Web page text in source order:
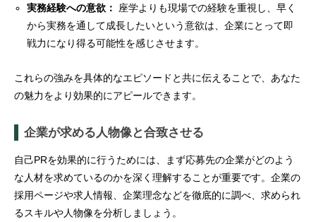
実務経験への意欲：
座学よりも現場での経験を重視し、早く
から実務を通して成長したいという意欲は、企業にとって即
戦力になり得る可能性を感じさせます。
これらの強みを具体的なエピソードと共に伝えることで、あなた
の魅力をより効果的にアピールできます。
企業が求める人物像と合致させる
自己PRを効果的に行うためには、まず応募先の企業がどのよう
な人材を求めているのかを深く理解することが重要です。企業の
採用ページや求人情報、企業理念などを徹底的に調べ、求められ
るスキルや人物像を分析しましょう。